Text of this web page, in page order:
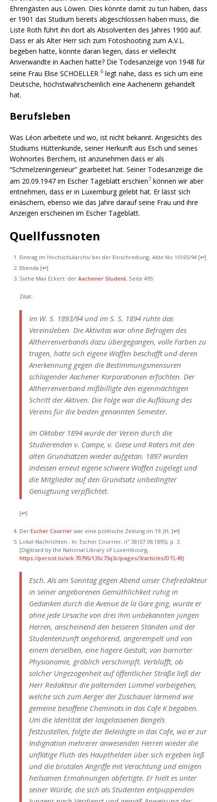
Ehrengästen aus Löwen. Dies könnte damit zu tun haben, dass
er 1901 das Studium bereits abgeschlossen haben muss, die
Liste Roth führt ihn dort als Absolventen des Jahres 1900 auf.
Dass er als Alter Herr sich zum Fotoshooting zum A.V.L.
begeben hatte, könnte daran liegen, dass er vielleicht
Anverwandte in Aachen hatte? Die Todesanzeige von 1948 für
seine Frau Elise SCHOELLER 6 legt nahe, dass es sich um eine
Deutsche, höchstwahrscheinlich eine Aachenerin gehandelt
hat.
Berufsleben
Was Léon arbeitete und wo, ist nicht bekannt. Angesichts des
Studiums Hüttenkunde, seiner Herkunft aus Esch und seines
Wohnortes Berchem, ist anzunehmen dass er als
“Schmelzeningenieur” gearbeitet hat. Seiner Todesanzeige die
am 20.09.1947 im Escher Tageblatt erschien7 können wir aber
entnehmen, dass er in Luxemburg gelebt hat. Er lässt sich
einäschern, ebenso wie das Jahre darauf seine Frau und ihre
Anzeigen erscheinen im Escher Tageblatt.
Quellfussnoten
Eintrag im Hochschularchiv bei der Einschreibung. Akte No 10165/94 [↩]
Ebenda [↩]
Siehe Max Eckert: der Aachener Student, Seite 495:
Zitat:
Im W. S. 1893/94 und im S. S. 1894 ruhte das
Vereinsleben. Die Aktivitas war ohne Befragen des
Altherrenverbands dazu übergegangen, volle Farben zu
tragen, hatte sich eigene Waffen beschafft und deren
Anerkennung gegen die Bestimmungsmensuren
schlagender Aachener Korporationen erfochten. Der
Altherrenverband mißbilligte den eigenmächtigen
Schritt der Aktiven. Die Folge war die Auflösung des
Vereins für die beiden genannten Semester.
Im Oktober 1894 wurde der Verein durch die
Studierenden v. Campe, v. Giese und Raters mit den
alten Grundsätzen wieder aufgetan. 1897 wurden
indessen erneut eigene schwere Waffen zugelegt und
die Mitglieder auf den Grundsatz unbedingter
Genugtuung verpflichtet.
[↩]
Der Escher Courrier war eine politische Zeitung im 19. JH. [↩]
Lokal-Nachrichten.. In: Escher Courrier, nº 38 (07.08.1895), p. 3.
[Digitised by the National Library of Luxembourg,
https://persist.lu/ark:70795/135c73q3c/pages/3/articles/DTL49]
Esch. Als am Sonntag gegen Abend unser Chefredakteur
in seiner angeborenen Gemüthlichkeit ruhig in
Gedanken durch die Avenue de la Gare ging, wurde er
ohne jede Ursache von drei ihm unbekannten jungen
Herren, anscheinend den besseren Ständen und der
Studentenzunft angehörend, angerempelt und von
einem derselben, eine hagere Gestalt, von bornirter
Physionomie, gröblich verschimpft. Verblüfft, ob
solcher Ungezogenheit auf öffentlicher Straße ließ der
Herr Redakteur die polternden Lümmel vorbeigehen,
welche sich zum Aerger der Zuschauer lärmend wie
gemeine besoffene Cheminots in das Cafe K begaben.
Um die Identität der losgelassenen Bengels
festzustellen, folgte der Beleidigte in das Cafe, wo er zur
Indignation mehrerer anwesenden Herren wieder die
unflätige Fluth des Haupthelden über sich ergeben ließ
und die brutalen Angriffe mit Verachtung und einigen
heilsamen Ermahnungen abfertigte. Er hielt es unter
seiner Würde, die sich als Studenten entpuppenden